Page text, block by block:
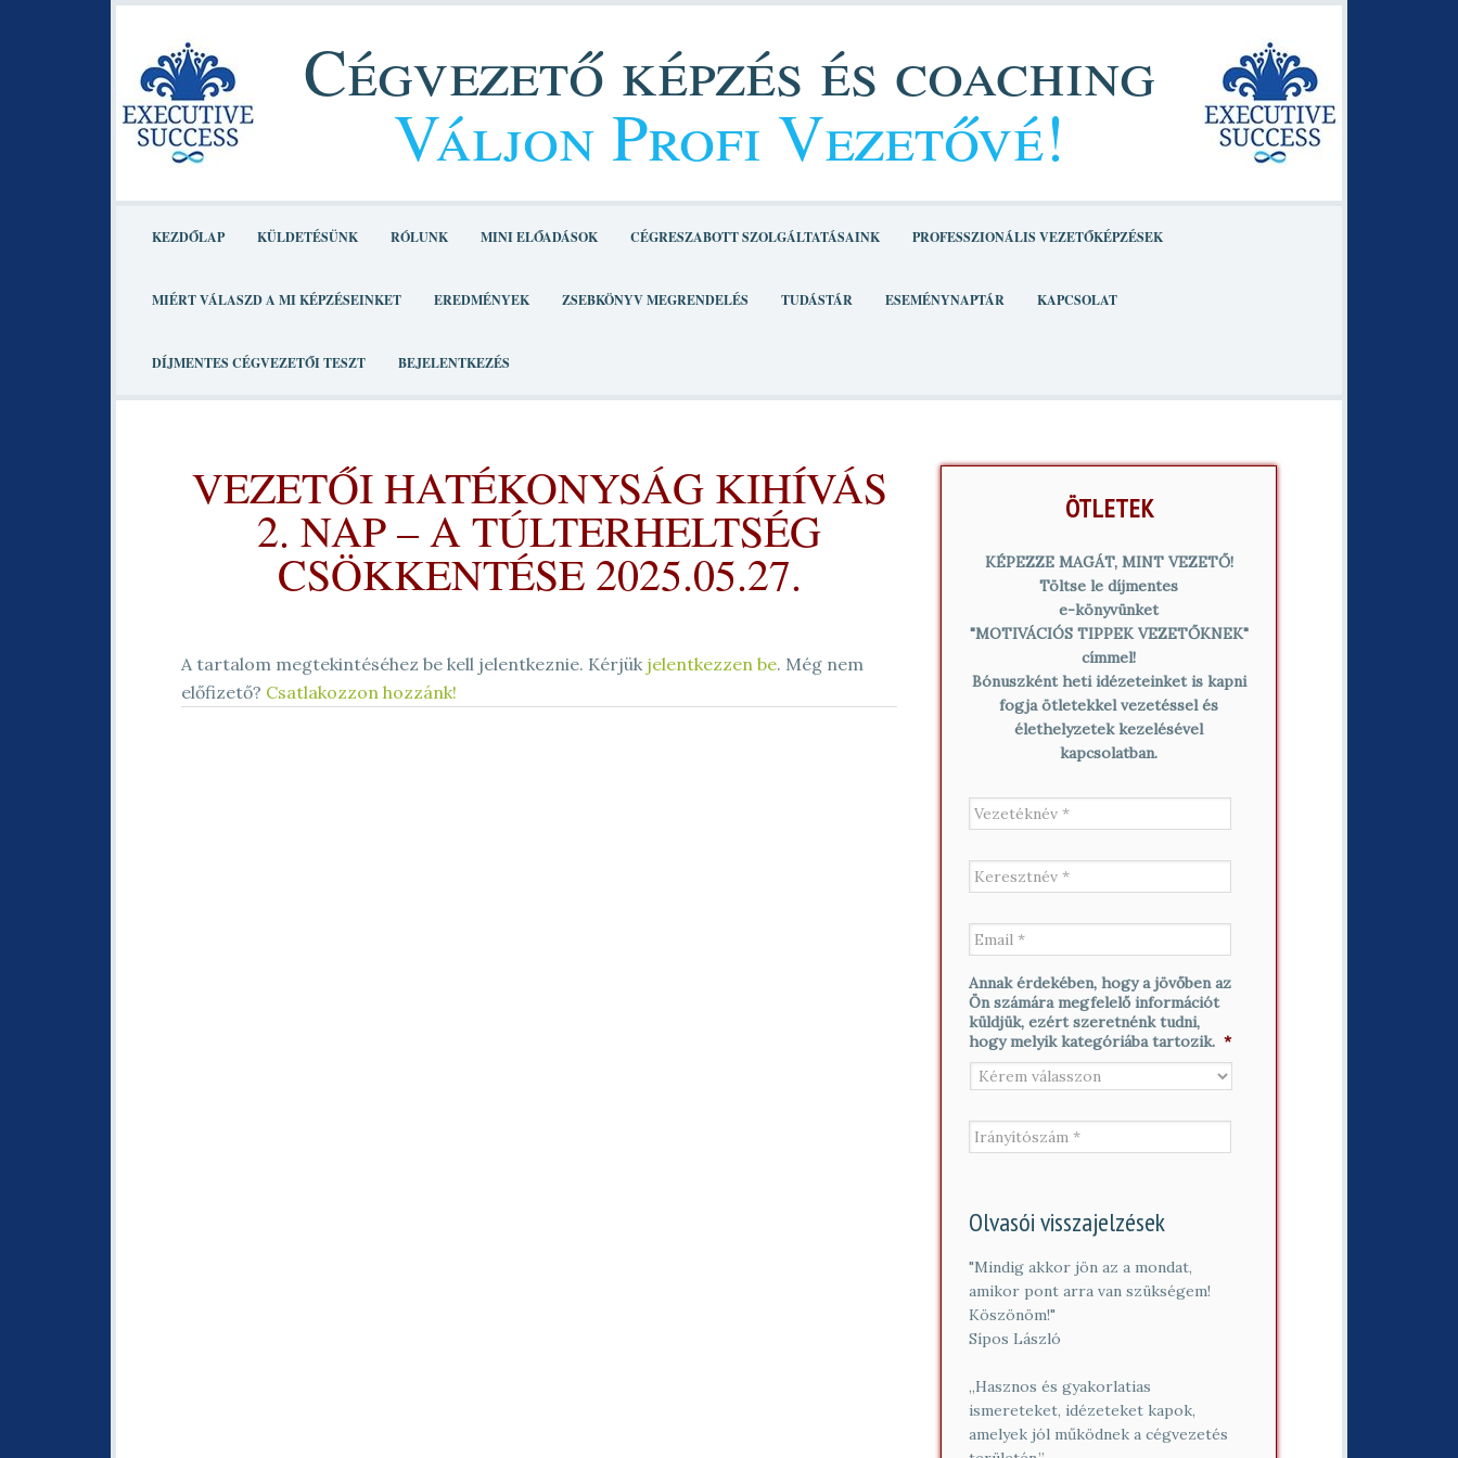
Cégvezető képzés és coaching
Váljon Profi Vezetővé!
KEZDŐLAP KÜLDETÉSÜNK RÓLUNK MINI ELŐADÁSOK CÉGRESZABOTT SZOLGÁLTATÁSAINK PROFESSZIONÁLIS VEZETŐKÉPZÉSEK
MIÉRT VÁLASZD A MI KÉPZÉSEINKET EREDMÉNYEK ZSEBKÖNYV MEGRENDELÉS TUDÁSTÁR ESEMÉNYNAPTÁR KAPCSOLAT
DÍJMENTES CÉGVEZETŐI TESZT BEJELENTKEZÉS
VEZETŐI HATÉKONYSÁG KIHÍVÁS
2. NAP – A TÚLTERHELTSÉG
CSÖKKENTÉSE 2025.05.27.
A tartalom megtekintéséhez be kell jelentkeznie. Kérjük jelentkezzen be. Még nem
előfizető? Csatlakozzon hozzánk!
ÖTLETEK
KÉPEZZE MAGÁT, MINT VEZETŐ!
Töltse le díjmentes
e-könyvünket
"MOTIVÁCIÓS TIPPEK VEZETŐKNEK"
címmel!
Bónuszként heti idézeteinket is kapni
fogja ötletekkel vezetéssel és
élethelyzetek kezelésével
kapcsolatban.
V
e
z
é
n
é
*
K
e
r
s
z
t
n
é
v
*
E
m
a
i
l
*
Annak érdekében, hogy a jövőben az
Ön számára megfelelő információt
küldjük, ezért szeretnénk tudni,
hogy melyik kategóriába tartozik. *
I
r
á
í
t
s
z
á
m
*
Olvasói visszajelzések
"Mindig akkor jön az a mondat,
amikor pont arra van szükségem!
Köszönöm!"
Sípos László
„Hasznos és gyakorlatias
ismereteket, idézeteket kapok,
amelyek jól működnek a cégvezetés